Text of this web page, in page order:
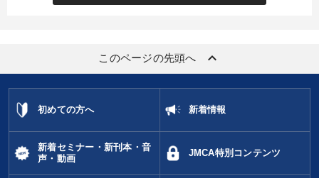
このページの先頭へ keyboard_arrow_up
初めての方へ 新着情報
新着セミナー・新刊本・音
声・動画
JMCA特別コンテンツ